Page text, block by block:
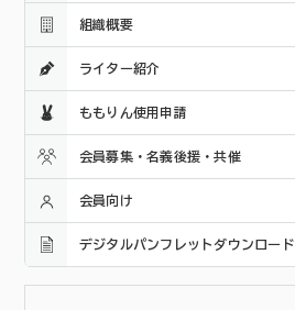
組織概要
ライター紹介
ももりん使用申請
会員募集・名義後援・共催
会員向け
デジタルパンフレットダウンロード